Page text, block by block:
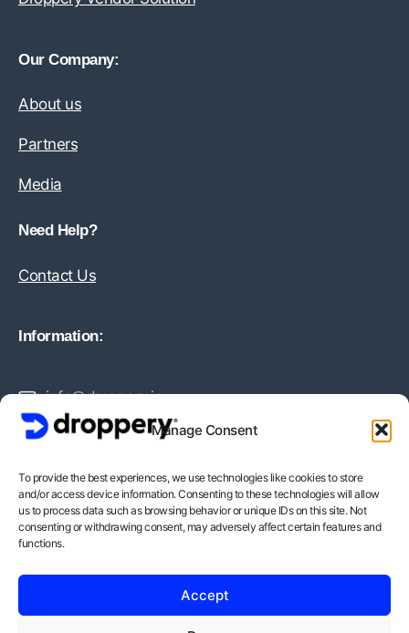
Manage Consent
To provide the best experiences, we use technologies like cookies to store
and/or access device information. Consenting to these technologies will allow
us to process data such as browsing behavior or unique IDs on this site. Not
consenting or withdrawing consent, may adversely affect certain features and
functions.
Accept
Our Company:
About us
Partners
Media
Need Help?
Contact Us
Information:
info@droppery.io
Vossiusstraat 20-2
1071AD Amsterdam
BTW-Nummer: NL862378552B01